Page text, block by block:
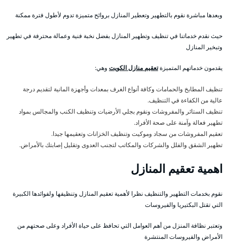
وبعدها مباشرة نقوم بالتطهير وتعطير المنازل بروائح متميزة تدوم لأطول فترة ممكنة
حيث نقدم خدماتنا في تنظيف وتطهير المنازل بفضل نخبة فنية وعمالة محترفة في تطهير
وتبخير المنازل
يقدمون خدماتهم المتميزةتعقيم منازل الكويت وهي:
تنظيف المطابخ والحمامات وكافة أنواع الغرف بمعدات وأجهزة المانية لتقديم درجة
عالية من الكفاءة في التنظيف.
تنظيف الستائر والمفروشات ونقوم بجلي الأرضيات وتنظيف الكنب والمجالس بمواد
تطهير فعالة وآمنة على صحة الأفراد.
تعقيم المفروشات من سجاد وموكيت وتنظيف الخزانات وتعقيمها جيدا.
تطهير الشقق والفلل والشركات والمكاتب لتجنب العدوى وتقليل إصابتك بالأمراض.
اهمية تعقيم المنازل
نقوم بخدمات التطهير والتنظيف نظرا لأهمية تعقيم المنازل وتنظيفها ولفوائدها الكبيرة
التي تقتل البكتيريا والفيروسات
وتعتبر نظافة المنزل من أهم العوامل التي تحافظ على حياة الأفراد وعلى صحتهم من
الأمراض والفيروسات المنتشرة